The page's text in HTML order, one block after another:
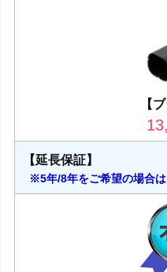
【
【延長保証】
※5年/8年をご希望の場合は